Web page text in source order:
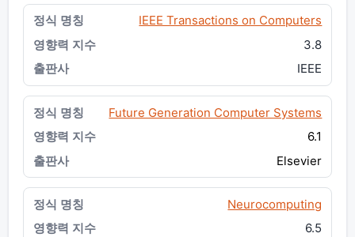
IEEE Transactions on Computers
3.8
IEEE
Future Generation Computer Systems
6.1
Elsevier
Neurocomputing
6.5